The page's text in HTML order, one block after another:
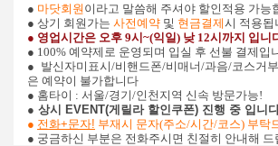
● 마닷회원 이라고 말씀해 주셔야 할인적용 가능
● 상기 회원가는 사전예약 및 현금결제시 적용됩
● 영업시간은 오후 9시~(익일) 낮 12시까지 입니
● 100% 예약제로 운영되며 입실 후 선불 결제입
● 발신자미표시/비핸드폰/비매너/과음/코스거
은 예약이 불가합니다
● 홈타이 : 서울/경기/인천지역 신속 방문가능!
●​ 상시 EVENT(게릴라 할인쿠폰) 진행 중 입니
● 전화+문자! 부재시 문자(주소/시간/코스) 부탁
● 궁금하신 부분은 전화주시면 친절히 안내해 드